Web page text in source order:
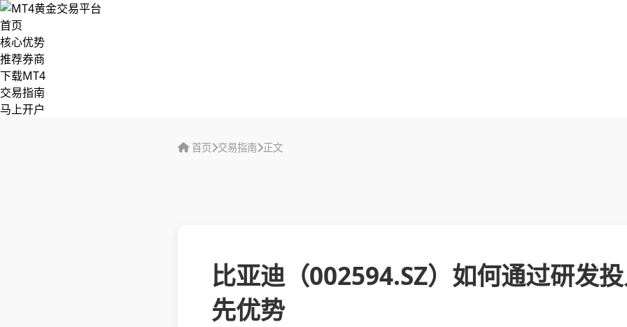
首页
核心优势
推荐券商
下载MT4
交易指南
马上开户
首页 交易指南 正文
比亚迪（002594.SZ）如何通过研发
先优势